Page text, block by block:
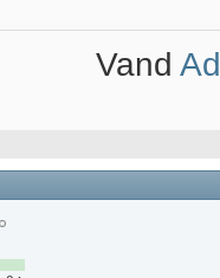
Vand